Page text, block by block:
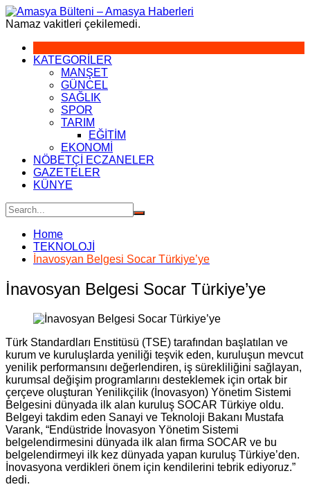
Skip
to
Namaz vakitleri çekilemedi.
KATEGORİLER
MANŞET
GÜNCEL
SAĞLIK
SPOR
TARIM
EĞİTİM
EKONOMİ
NÖBETÇİ ECZANELER
GAZETELER
KÜNYE
Home
TEKNOLOJİ
İnavosyan Belgesi Socar Türkiye’ye
İnavosyan Belgesi Socar Türkiye’ye
Türk Standardları Enstitüsü (TSE) tarafından başlatılan ve
kurum ve kuruluşlarda yeniliği teşvik eden, kuruluşun mevcut
yenilik performansını değerlendiren, iş sürekliliğini sağlayan,
kurumsal değişim programlarını desteklemek için ortak bir
çerçeve oluşturan Yenilikçilik (İnovasyon) Yönetim Sistemi
Belgesini dünyada ilk alan kuruluş SOCAR Türkiye oldu.
Belgeyi takdim eden Sanayi ve Teknoloji Bakanı Mustafa
Varank, “Endüstride İnovasyon Yönetim Sistemi
belgelendirmesini dünyada ilk alan firma SOCAR ve bu
belgelendirmeyi ilk kez dünyada yapan kuruluş Türkiye’den.
İnovasyona verdikleri önem için kendilerini tebrik ediyoruz.”
dedi.